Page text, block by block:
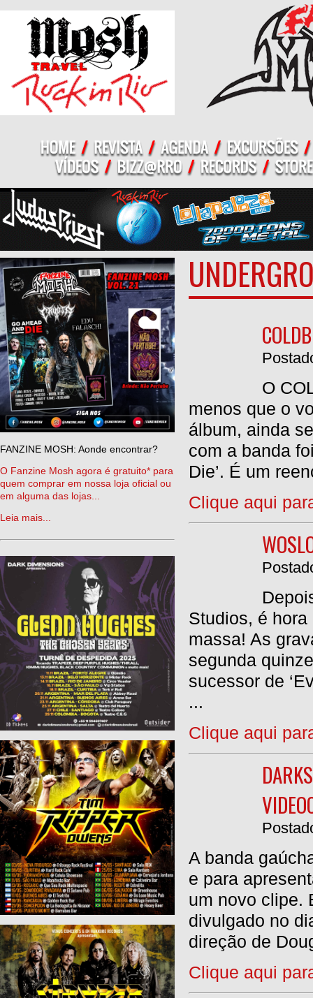
FANZINE MOSH: Aonde encontrar?
O Fanzine Mosh agora é gratuito* para
quem comprar em nossa loja oficial ou
em alguma das lojas...
Leia mais...
O
menos que o
álbum, ainda
com a banda
Die’. É um
Clique aqui
Studios, é
massa! As
segunda
sucessor de
...
Clique aqui
A banda
e para
um novo clipe.
divulgado no
direção de
Clique aqui